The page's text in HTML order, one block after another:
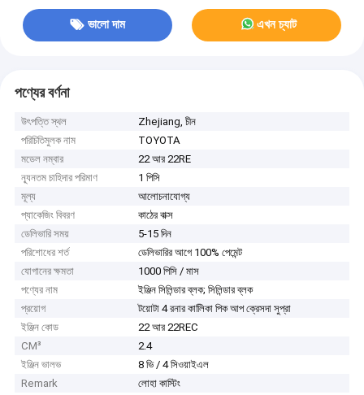
ভালো দাম এখন চ্যাট
পণ্যের বর্ণনা
উৎপত্তি স্থল
Zhejiang, চীন
পরিচিতিমুলক নাম
TOYOTA
মডেল নম্বার
22 আর 22RE
ন্যূনতম চাহিদার পরিমাণ
1 পিসি
মূল্য
আলোচনাযোগ্য
প্যাকেজিং বিবরণ
কাঠের বাক্স
ডেলিভারি সময়
5-15 দিন
পরিশোধের শর্ত
ডেলিভারির আগে 100% পেমেন্ট
যোগানের ক্ষমতা
1000 পিসি / মাস
পণ্যের নাম
ইঞ্জিন সিলিন্ডার ব্লক; সিলিন্ডার ব্লক
প্রয়োগ
টয়োটা 4 রনার কালিিকা পিক আপ ক্রেসদা সুপ্রা
ইঞ্জিন কোড
22 আর 22REC
CM³
2.4
ইঞ্জিন ভালভ
8 ভি / 4 সিওয়াইএল
Remark
লোহা কাস্টিং